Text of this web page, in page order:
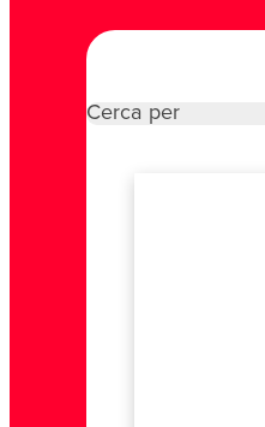
Cerca per